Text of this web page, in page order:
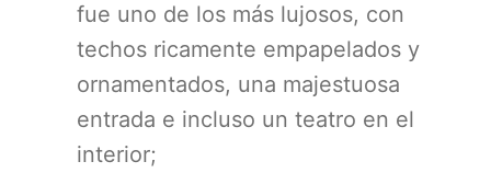
fue uno de los más lujosos, con
techos ricamente empapelados y
ornamentados, una majestuosa
entrada e incluso un teatro en el
interior;